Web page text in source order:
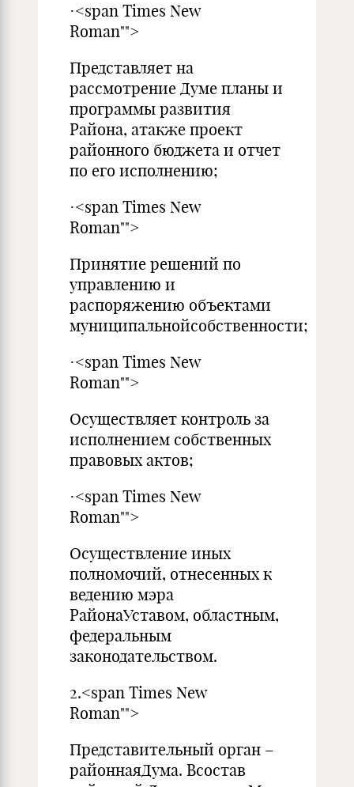
·<span Times New
Roman"">
Представляет на
рассмотрение Думе планы и
программы развития
Района, атакже проект
районного бюджета и отчет
по его исполнению;
·<span Times New
Roman"">
Принятие решений по
управлению и
распоряжению объектами
муниципальнойсобственности;
·<span Times New
Roman"">
Осуществляет контроль за
исполнением собственных
правовых актов;
·<span Times New
Roman"">
Осуществление иных
полномочий, отнесенных к
ведению мэра
РайонаУставом, областным,
федеральным
законодательством.
2.<span Times New
Roman"">
Представительный орган –
районнаяДума. Всостав